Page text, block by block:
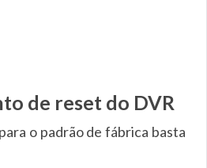
de reset do DVR
o padrão de fábrica basta